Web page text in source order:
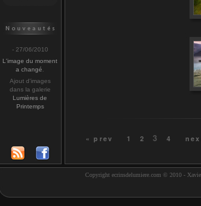
- 27/06/2010
L'image du moment
a changé
Ajout d'images
dans la galerie
Lumières de
Printemps
« prev 1 2 3 4
Copyright ecrinsdelumiere.com © 2010 -